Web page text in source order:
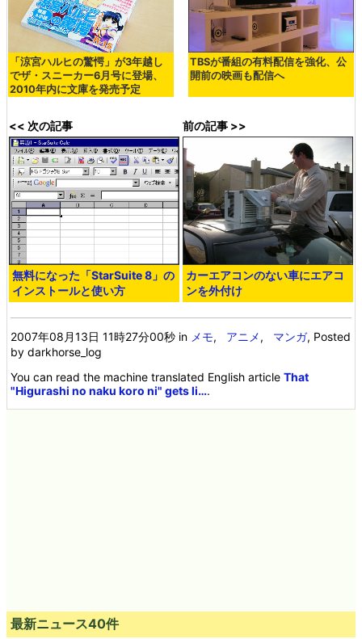
「涼宮ハルヒの驚愕」が3年越し
でザ・スニーカー6月号に登場、
2010年内に文庫を発売予定
TBSが番組の有料配信を強化、公
開前の映画も配信へ
<< 次の記事
無料になった「StarSuite 8」の
インストールと使い方
前の記事 >>
カーエアコンのない車にエアコ
ンを外付け
2007年08月13日 11時27分00秒 in メモ, アニメ, マンガ, Posted
by darkhorse_log
You can read the machine translated English articleThat
"Higurashi no naku koro ni" gets li….
最新ニュース40件